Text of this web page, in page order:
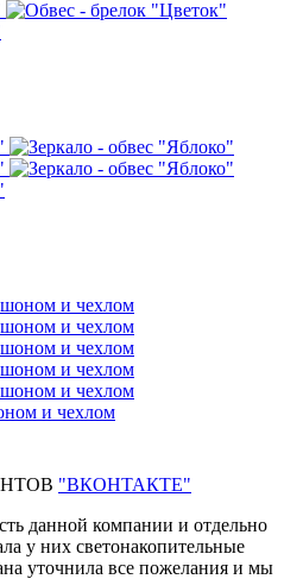
и чехлом
"ВКОНТАКТЕ"
данной компании и отдельно
у них светонакопительные
уточнила все пожелания и мы